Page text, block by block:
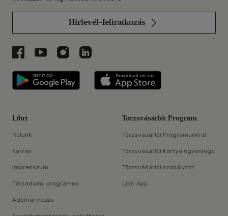
Hírlevél-feliratkozás
Libri a Facebookon
Libri a Youtube-on
Libri az Instagramon
Libri a LinkedInen
Libri applikáció Szerezd meg: Google
Libri
Rólunk
Karrier
Impresszum
Társadalmi programok
Adományozás
Törzsvásárlói Program
Törzsvásárlói Programunkról
Törzsvásárlói Kártya egyenlege
Törzsvásárlói szabályzat
Libri App